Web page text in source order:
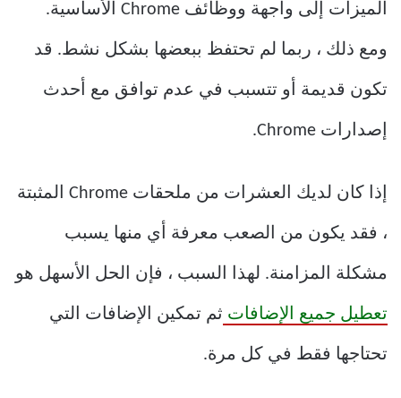
الميزات إلى واجهة ووظائف Chrome الأساسية.
ومع ذلك ، ربما لم تحتفظ ببعضها بشكل نشط. قد
تكون قديمة أو تتسبب في عدم توافق مع أحدث
إصدارات Chrome.
إذا كان لديك العشرات من ملحقات Chrome المثبتة
، فقد يكون من الصعب معرفة أي منها يسبب
مشكلة المزامنة. لهذا السبب ، فإن الحل الأسهل هو
تعطيل جميع الإضافات ثم تمكين الإضافات التي
تحتاجها فقط في كل مرة.